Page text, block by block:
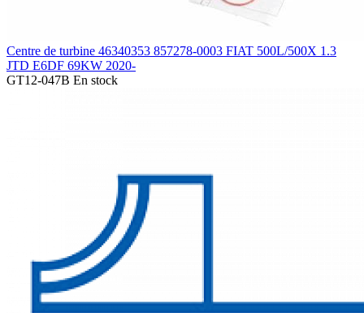
Centre de turbine 46340353 857278-0003 FIAT 500L/500X 1.3
JTD E6DF 69KW 2020-
GT12-047B En stock